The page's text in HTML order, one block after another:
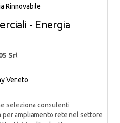
- Energia
Srl
Veneto
seleziona consulenti
per ampliamento rete nel settore